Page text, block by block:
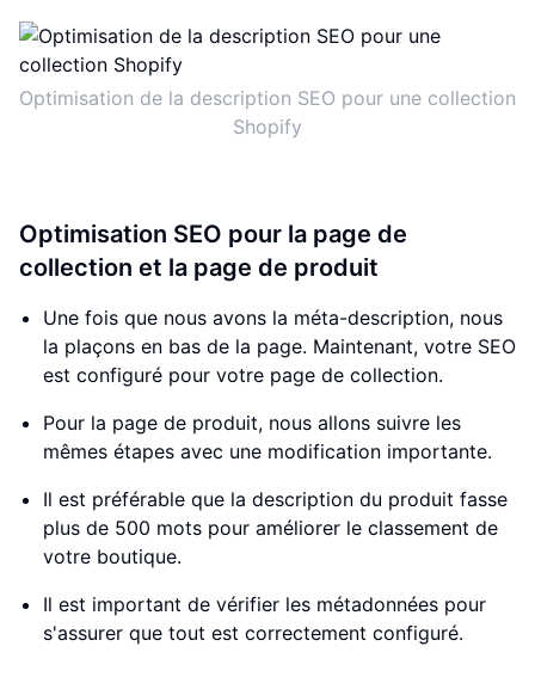
Optimisation de la description SEO pour une collection
Shopify
Optimisation SEO pour la page de
collection et la page de produit
Une fois que nous avons la méta-description, nous
la plaçons en bas de la page. Maintenant, votre SEO
est configuré pour votre page de collection.
Pour la page de produit, nous allons suivre les
mêmes étapes avec une modification importante.
Il est préférable que la description du produit fasse
plus de 500 mots pour améliorer le classement de
votre boutique.
Il est important de vérifier les métadonnées pour
s'assurer que tout est correctement configuré.